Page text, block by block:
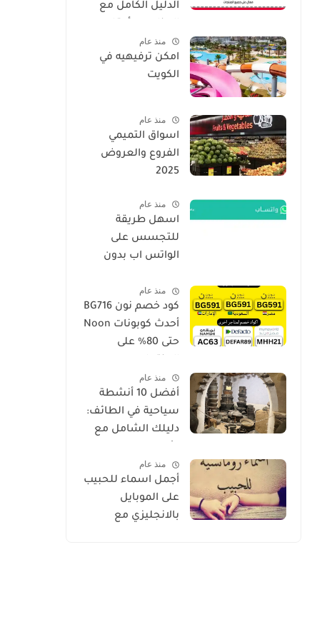
الدليل الكامل مع
العمل
منذ عام
امكن ترفيهيه في
الكويت
منذ عام
اسواق التميمي
الفروع والعروض
2025
منذ عام
اسهل طريقة
للتجسس على
الواتس اب بدون
الجوال الهاتف 2026
منذ عام
كود خصم نون BG716
أحدث كوبونات Noon
حتى 80% على
منذ عام
أفضل 10 أنشطة
سياحية في الطائف:
دليلك الشامل مع
منذ عام
أجمل اسماء للحبيب
على الموبايل
بالانجليزي مع